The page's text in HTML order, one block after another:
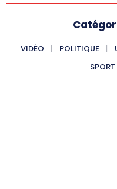
VIDÉO POLITIQUE
SPORT